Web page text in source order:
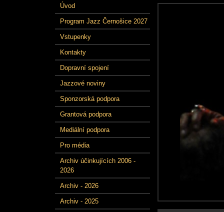
Úvod
Program Jazz Černošice 2027
Vstupenky
Kontakty
Dopravní spojení
Jazzové noviny
Sponzorská podpora
Grantová podpora
Mediální podpora
Pro média
Archiv účinkujících 2006 -
2026
Archiv - 2026
Archiv - 2025